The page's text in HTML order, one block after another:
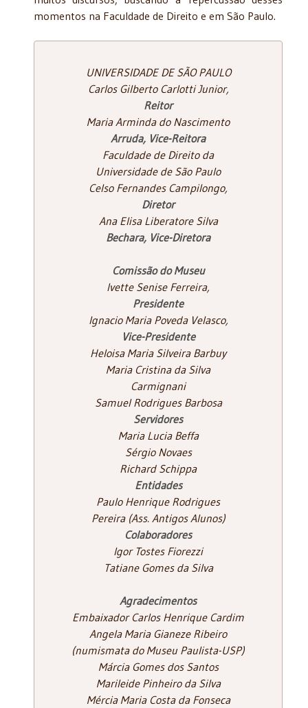
momentos na Faculdade de Direito e em São Paulo.
UNIVERSIDADE DE SÃO PAULO
Carlos Gilberto Carlotti Junior,
Reitor
Maria Arminda do Nascimento
Arruda, Vice-Reitora
Faculdade de Direito da
Universidade de São Paulo
Celso Fernandes Campilongo,
Diretor
Ana Elisa Liberatore Silva
Bechara, Vice-Diretora
Comissão do Museu
Ivette Senise Ferreira,
Presidente
Ignacio Maria Poveda Velasco,
Vice-Presidente
Heloisa Maria Silveira Barbuy
Maria Cristina da Silva
Carmignani
Samuel Rodrigues Barbosa
Servidores
Maria Lucia Beffa
Sérgio Novaes
Richard Schippa
Entidades
Paulo Henrique Rodrigues
Pereira (Ass. Antigos Alunos)
Colaboradores
Igor Tostes Fiorezzi
Tatiane Gomes da Silva
Agradecimentos
Embaixador Carlos Henrique Cardim
Angela Maria Gianeze Ribeiro
(numismata do Museu Paulista-USP)
Márcia Gomes dos Santos
Marileide Pinheiro da Silva
Mércia Maria Costa da Fonseca